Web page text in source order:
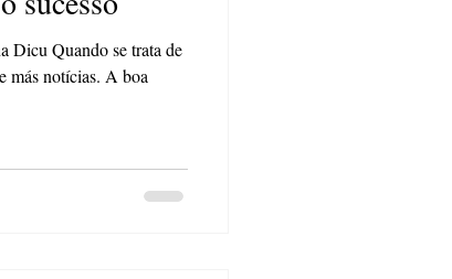
Dicu Quando se trata de
más notícias. A boa